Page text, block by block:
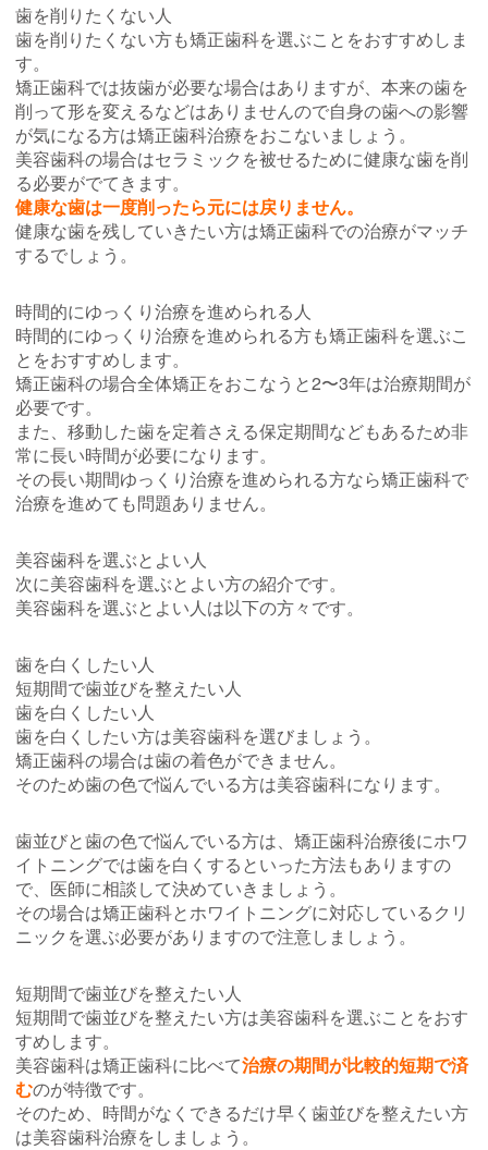
歯を削りたくない人
歯を削りたくない方も矯正歯科を選ぶことをおすすめしま
す。
矯正歯科では抜歯が必要な場合はありますが、本来の歯を
削って形を変えるなどはありませんので自身の歯への影響
が気になる方は矯正歯科治療をおこないましょう。
美容歯科の場合はセラミックを被せるために健康な歯を削
る必要がでてきます。
健康な歯は一度削ったら元には戻りません。
健康な歯を残していきたい方は矯正歯科での治療がマッチ
するでしょう。
時間的にゆっくり治療を進められる人
時間的にゆっくり治療を進められる方も矯正歯科を選ぶこ
とをおすすめします。
矯正歯科の場合全体矯正をおこなうと2〜3年は治療期間が
必要です。
また、移動した歯を定着さえる保定期間などもあるため非
常に長い時間が必要になります。
その長い期間ゆっくり治療を進められる方なら矯正歯科で
治療を進めても問題ありません。
美容歯科を選ぶとよい人
次に美容歯科を選ぶとよい方の紹介です。
美容歯科を選ぶとよい人は以下の方々です。
歯を白くしたい人
短期間で歯並びを整えたい人
歯を白くしたい人
歯を白くしたい方は美容歯科を選びましょう。
矯正歯科の場合は歯の着色ができません。
そのため歯の色で悩んでいる方は美容歯科になります。
歯並びと歯の色で悩んでいる方は、矯正歯科治療後にホワ
イトニングでは歯を白くするといった方法もありますの
で、医師に相談して決めていきましょう。
その場合は矯正歯科とホワイトニングに対応しているクリ
ニックを選ぶ必要がありますので注意しましょう。
短期間で歯並びを整えたい人
短期間で歯並びを整えたい方は美容歯科を選ぶことをおす
すめします。
美容歯科は矯正歯科に比べて治療の期間が比較的短期で済
むのが特徴です。
そのため、時間がなくできるだけ早く歯並びを整えたい方
は美容歯科治療をしましょう。